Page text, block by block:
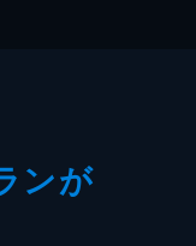
ンが